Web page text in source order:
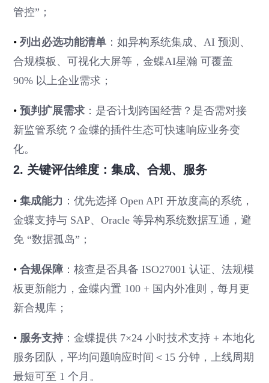
管控”；
•列出必选功能清单 ：如异构系统集成、AI 预测、
合规模板、可视化大屏等，金蝶AI星瀚 可覆盖
90% 以上企业需求；
•预判扩展需求 ：是否计划跨国经营？是否需对接
新监管系统？金蝶的插件生态可快速响应业务变
化。
2. 关键评估维度：集成、合规、服务
•集成能力 ：优先选择 Open API 开放度高的系统，
金蝶支持与 SAP、Oracle 等异构系统数据互通，避
免 “数据孤岛”；
•合规保障 ：核查是否具备 ISO27001 认证、法规模
板更新能力，金蝶内置 100 + 国内外准则，每月更
新合规库；
• 服务支持：金蝶提供 7×24 小时技术支持 + 本地化
服务团队，平均问题响应时间＜15 分钟，上线周期
最短可至 1 个月。